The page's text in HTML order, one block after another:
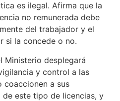
es ilegal. Afirma que la
no remunerada debe
del trabajador y el
si la concede o no.
Ministerio desplegará
y control a las
coaccionen a sus
este tipo de licencias, y